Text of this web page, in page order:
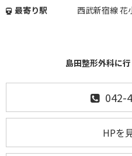
最寄り駅
西武新宿線 花
島田整形外科に
042-
HPを